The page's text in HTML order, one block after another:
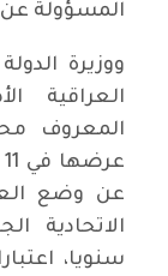
المسؤولة
ووزيرة
العراقية
المعروف
عن وضع
الاتحادية
سنويا،